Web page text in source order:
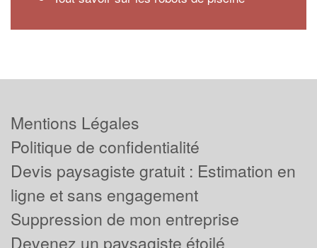
Mentions Légales
Politique de confidentialité
Devis paysagiste gratuit : Estimation en
ligne et sans engagement
Suppression de mon entreprise
Devenez un paysagiste étoilé